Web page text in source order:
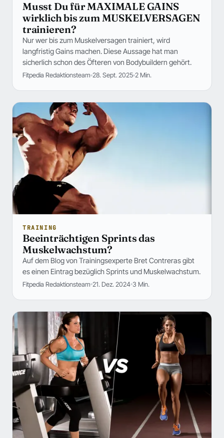
Musst Du für MAXIMALE GAINS
wirklich bis zum MUSKELVERSAGEN
trainieren?
Nur wer bis zum Muskelversagen trainiert, wird
langfristig Gains machen. Diese Aussage hat man
sicherlich schon des Öfteren von Bodybuildern gehört.
Fitpedia Redaktionsteam 28. Sept. 2025 2 Min.
TRAINING
Beeinträchtigen Sprints das
Muskelwachstum?
Auf dem Blog von Trainingsexperte Bret Contreras gibt
es einen Eintrag bezüglich Sprints und Muskelwachstum.
Fitpedia Redaktionsteam 21. Dez. 2024 3 Min.